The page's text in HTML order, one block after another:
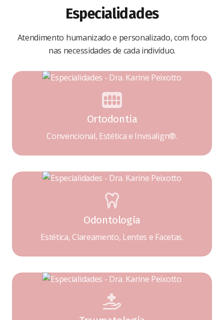
Especialidades
Atendimento humanizado e personalizado, com foco
nas necessidades de cada indivíduo.
Ortodontia
Convencional, Estética e Invisalign®.
Odontologia
Estética, Clareamento, Lentes e Facetas.